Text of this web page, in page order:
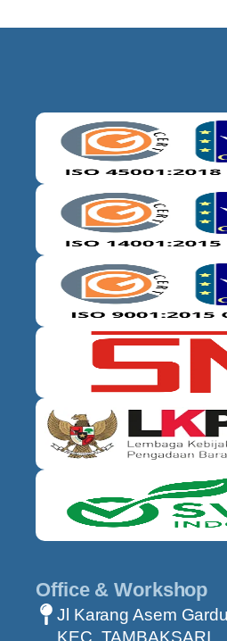
Office & Workshop
Jl Karang Asem
KEC. TAMBAKSARI